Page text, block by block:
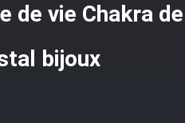
de vie Chakra de
bijoux